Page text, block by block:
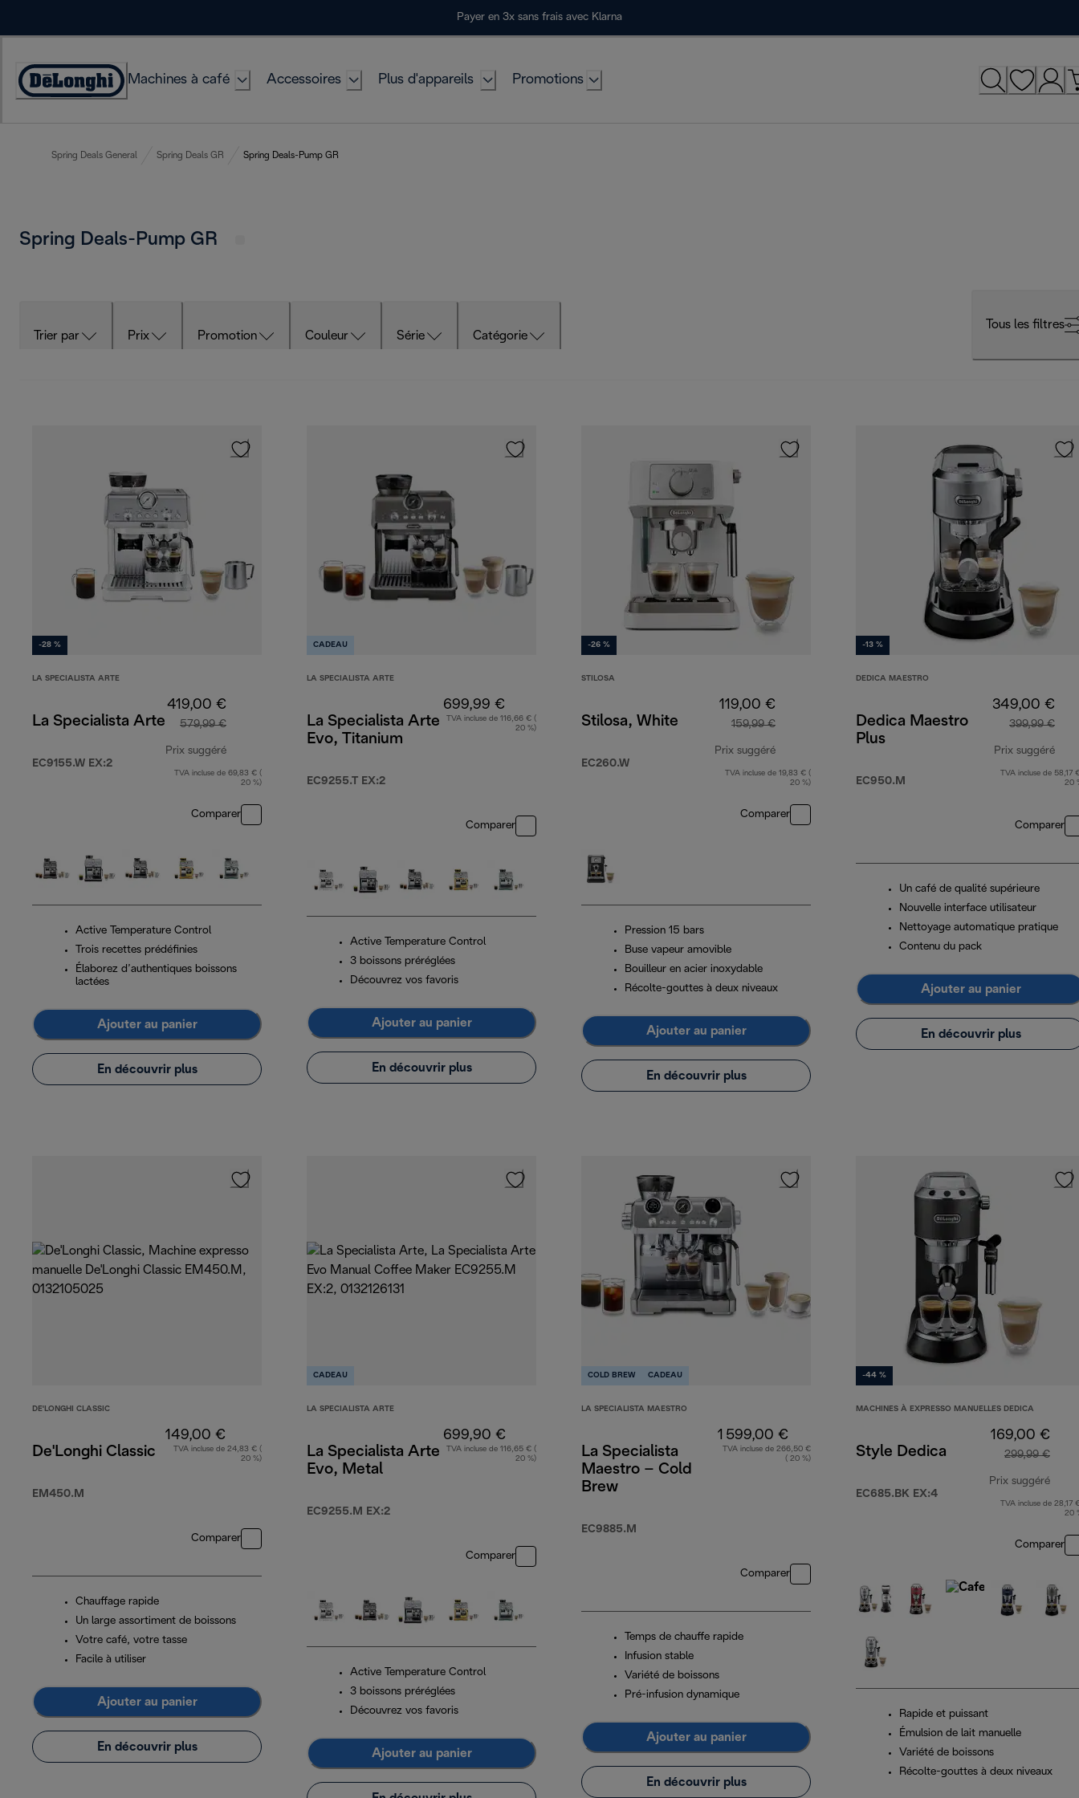
Payer en 3x sans frais avec Klarna
Déclaration
Machines à café Accessoires Plus d'appareils Promotions
Spring Deals General Spring Deals GR Spring Deals-Pump GR
Spring Deals-Pump GR
Trier par Prix Promotion Couleur Série Catégorie
Tous les filtres
-28 %
LA SPECIALISTA ARTE
La Specialista Arte
EC9155.W EX:2
419,00 €
579,99 €
Prix suggéré
prix original 579,99 €
TVA incluse de 69,83 € (
20 %)
Comparer
Active Temperature Control
Trois recettes prédéfinies
Élaborez d’authentiques boissons
lactées
Ajouter au panier
En découvrir plus
CADEAU
LA SPECIALISTA ARTE
La Specialista Arte
Evo, Titanium
EC9255.T EX:2
699,99 €
TVA incluse de 116,66 € (
20 %)
Comparer
Active Temperature Control
3 boissons préréglées
Découvrez vos favoris
Ajouter au panier
En découvrir plus
-26 %
STILOSA
Stilosa, White
EC260.W
119,00 €
159,99 €
Prix suggéré
prix original 159,99 €
TVA incluse de 19,83 € (
20 %)
Comparer
Pression 15 bars
Buse vapeur amovible
Bouilleur en acier inoxydable
Récolte-gouttes à deux niveaux
Ajouter au panier
En découvrir plus
-13 %
DEDICA MAESTRO
Dedica Maestro
Plus
EC950.M
349,00 €
399,99 €
Prix suggéré
prix
TVA incluse de 58,17
20
Comparer
Un café de qualité supérieure
Nouvelle interface utilisateur
Nettoyage automatique pratique
Contenu du pack
Ajouter au panier
En découvrir plus
DE'LONGHI CLASSIC
De'Longhi Classic
EM450.M
149,00 €
TVA incluse de 24,83 € (
20 %)
Comparer
Chauffage rapide
Un large assortiment de boissons
Votre café, votre tasse
Facile à utiliser
Ajouter au panier
En découvrir plus
CADEAU
LA SPECIALISTA ARTE
La Specialista Arte
Evo, Metal
EC9255.M EX:2
699,90 €
TVA incluse de 116,65 € (
20 %)
Comparer
Active Temperature Control
3 boissons préréglées
Découvrez vos favoris
Ajouter au panier
COLD BREW CADEAU
LA SPECIALISTA MAESTRO
La Specialista
Maestro – Cold
Brew
EC9885.M
1 599,00 €
TVA incluse de 266,50 €
( 20 %)
Comparer
Temps de chauffe rapide
Infusion stable
Variété de boissons
Pré-infusion dynamique
Ajouter au panier
En découvrir plus
-44 %
MACHINES À EXPRESSO MANUELLES DEDICA
Style Dedica
EC685.BK EX:4
169,00 €
299,99 €
Prix suggéré
prix
TVA incluse de 28,17
20
Comparer
Rapide et puissant
Émulsion de lait manuelle
Variété de boissons
Récolte-gouttes à deux niveaux